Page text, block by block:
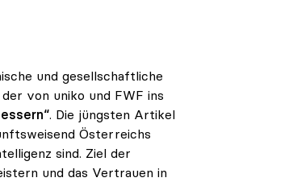
und gesellschaftliche
von uniko und FWF ins
. Die jüngsten Artikel
Österreichs
sind. Ziel der
und das Vertrauen in